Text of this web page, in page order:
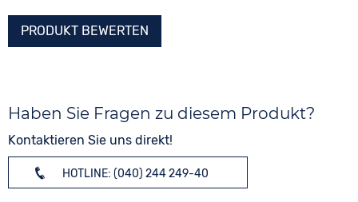
PRODUKT BEWERTEN
Haben Sie Fragen zu diesem Produkt?
Kontaktieren Sie uns direkt!
HOTLINE: (040) 244 249-40